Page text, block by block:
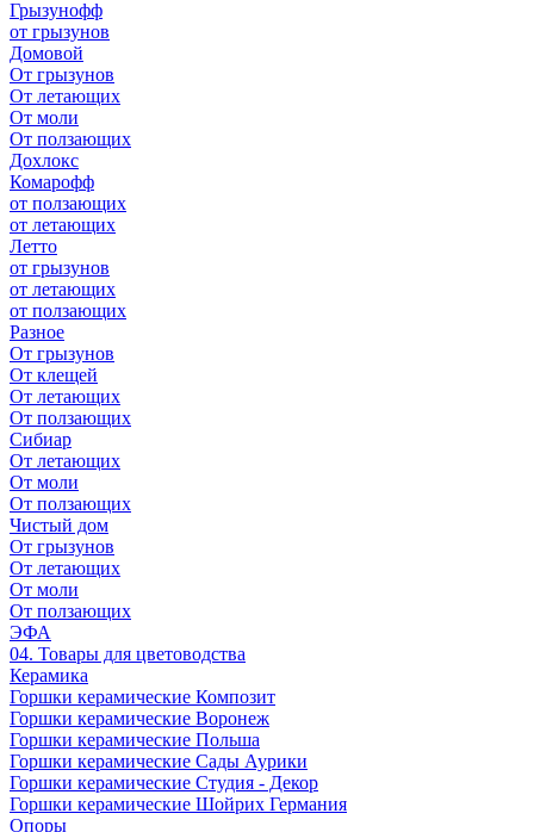
Грызунофф
от грызунов
Домовой
От грызунов
От летающих
От моли
От ползающих
Дохлокс
Комарофф
от ползающих
от летающих
Летто
от грызунов
от летающих
от ползающих
Разное
От грызунов
От клещей
От летающих
От ползающих
Сибиар
От летающих
От моли
От ползающих
Чистый дом
От грызунов
От летающих
От моли
От ползающих
ЭФА
04. Товары для цветоводства
Керамика
Горшки керамические Композит
Горшки керамические Воронеж
Горшки керамические Польша
Горшки керамические Сады Аурики
Горшки керамические Студия - Декор
Горшки керамические Шойрих Германия
Опоры